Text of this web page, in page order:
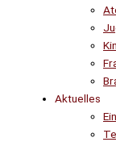
Aktuelles